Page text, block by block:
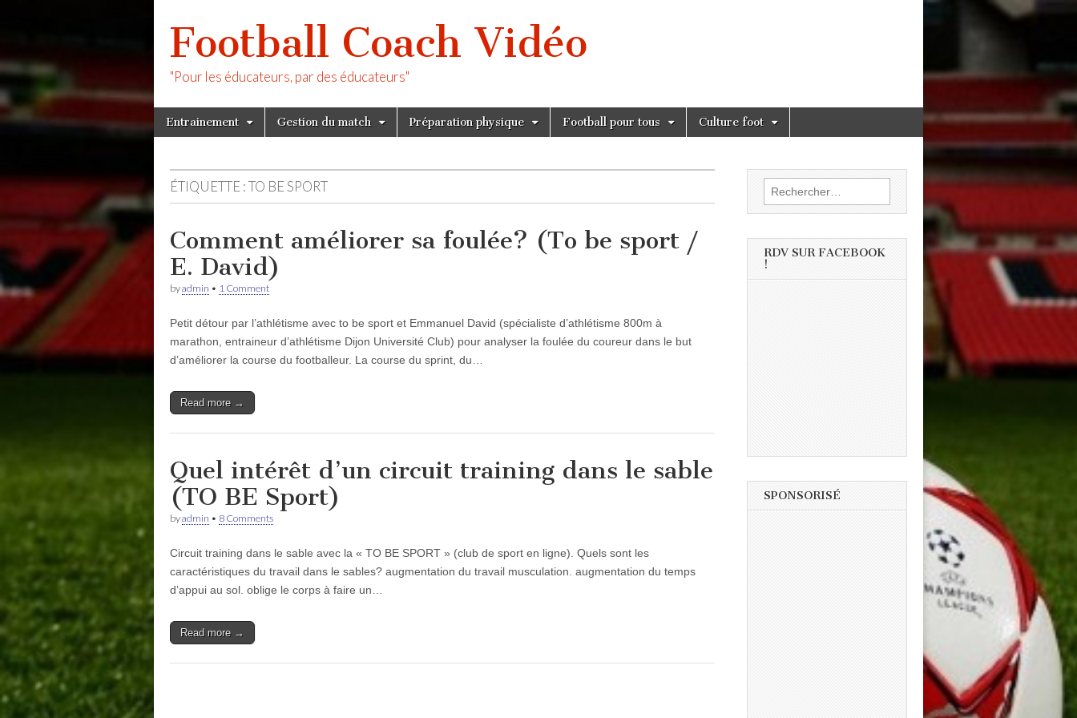
Football Coach Vidéo
"Pour les éducateurs, par des éducateurs"
Main
menu
Skip
to
Entrainement Gestion du match Préparation physique Football pour tous Culture foot
ÉTIQUETTE :TO BE SPORT
Comment améliorer sa foulée? (To be sport /
E. David)
byadmin • 1 Comment
Petit détour par l’athlétisme avec to be sport et Emmanuel David (spécialiste d’athlétisme 800m à
marathon, entraineur d’athlétisme Dijon Université Club) pour analyser la foulée du coureur dans le but
d’améliorer la course du footballeur. La course du sprint, du…
Read more →
Quel intérêt d’un circuit training dans le sable
(TO BE Sport)
byadmin • 8 Comments
Circuit training dans le sable avec la « TO BE SPORT » (club de sport en ligne). Quels sont les
caractéristiques du travail dans le sables? augmentation du travail musculation. augmentation du temps
d’appui au sol. oblige le corps à faire un…
Read more →
Rechercher :
RDV SUR FACEBOOK
!
SPONSORISÉ